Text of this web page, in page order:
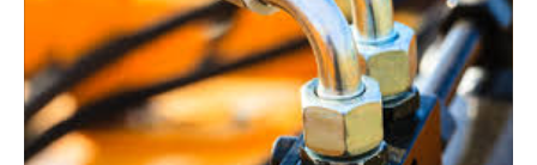
> 阅读详细资料